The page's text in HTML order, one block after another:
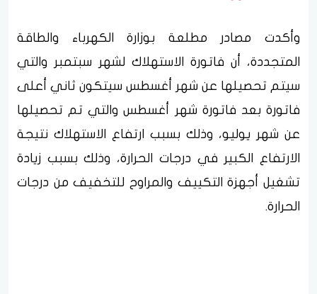
وأكدت مصادر مطلعة بوزارة الكهرباء والطاقة
المتجددة، أن فاتورة الاستهلاك لشهر سبتمبر والتي
سيتم تحصيلها عن شهر أغسطس سيتكون ثاني أعلى
فاتورة بعد فاتورة شهر أغسطس والتي تم تحصيلها
عن شهر يوليو، وذلك بسبب ارتفاع الاستهلاك نتيجة
الارتفاع الكبير في درجات الحرارة، وذلك بسبب زيادة
تشغيل أجهزة التكييف والمراوح للتخفيف من درجات
الحرارة.